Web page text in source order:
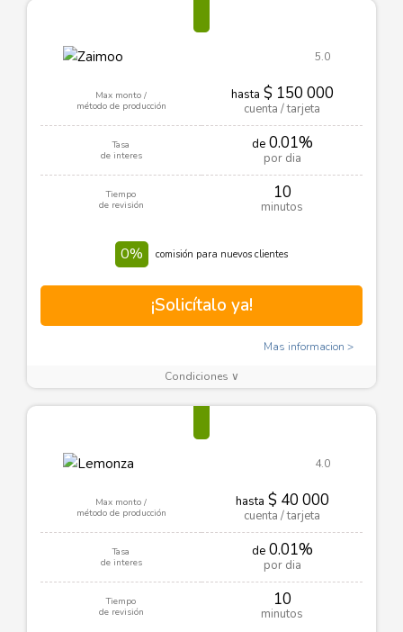
5.0
Max monto /
método de producción
hasta $ 150 000
cuenta / tarjeta
Tasa
de interes
de0.01%
por dia
Tiempo
de revisión
10
minutos
0% comisión para nuevos clientes
¡Solicítalo ya!
Mas informacion
Condiciones ∨
4.0
Max monto /
método de producción
hasta $ 40 000
cuenta / tarjeta
Tasa
de interes
de0.01%
por dia
Tiempo
de revisión
10
minutos